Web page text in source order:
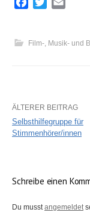
e
t
i
Film-, Musik- und
B
i
r
ÄLTERER BEITRAG
Selbsthilfegruppe für
Stimmenhörer/innen
Schreibe einen
Du musstangemeldet